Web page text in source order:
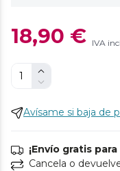
18,90 € IVA
Avísame si baja de
¡Envío gratis
Cancela o